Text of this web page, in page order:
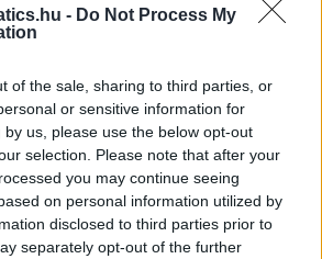
- Do Not Process My
of the sale, sharing to third parties, or
or sensitive information for
us, please use the below opt-out
selection. Please note that after your
you may continue seeing
on personal information utilized by
disclosed to third parties prior to
separately opt-out of the further